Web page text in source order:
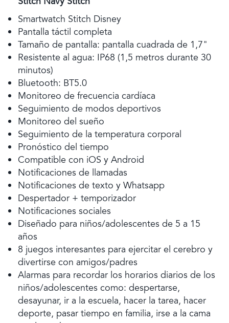
Smartwatch Stitch Disney
Pantalla táctil completa
Tamaño de pantalla: pantalla cuadrada de 1,7"
Resistente al agua: IP68 (1,5 metros durante 30
minutos)
Bluetooth: BT5.0
Monitoreo de frecuencia cardíaca
Seguimiento de modos deportivos
Monitoreo del sueño
Seguimiento de la temperatura corporal
Pronóstico del tiempo
Compatible con iOS y Android
Notificaciones de llamadas
Notificaciones de texto y Whatsapp
Despertador + temporizador
Notificaciones sociales
Diseñado para niños/adolescentes de 5 a 15
años
8 juegos interesantes para ejercitar el cerebro y
divertirse con amigos/padres
Alarmas para recordar los horarios diarios de los
niños/adolescentes como: despertarse,
desayunar, ir a la escuela, hacer la tarea, hacer
deporte, pasar tiempo en familia, irse a la cama